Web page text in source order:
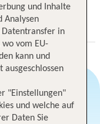
7 TUI Service
und Inhalte
Analysen
Datentransfer in
vom EU-
kann und
"Einstellungen"
und welche auf
Daten Sie